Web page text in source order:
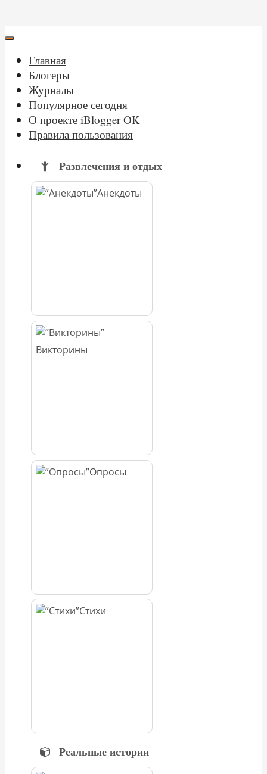
Главная
Блогеры
Журналы
Популярное сегодня
О проекте iBlogger OK
Правила пользования
Развлечения и отдых
Анекдоты
Викторины
Опросы
Стихи
Реальные истории